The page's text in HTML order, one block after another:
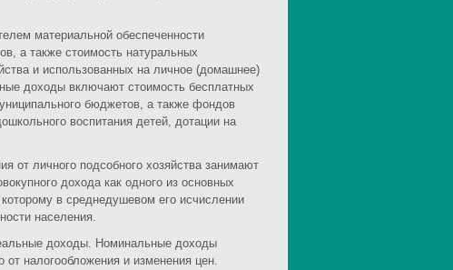
материальной обеспеченности
а также стоимость натуральных
и использованных на личное (домашнее)
доходы включают стоимость бесплатных
бюджетов, а также фондов
воспитания детей, дотации на
от личного подсобного хозяйства занимают
дохода как одного из основных
в среднедушевом его исчислении
населения.
доходы. Номинальные доходы
налогообложения и изменения цен.